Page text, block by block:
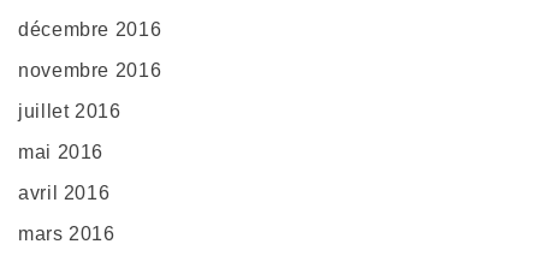
décembre 2016
novembre 2016
juillet 2016
mai 2016
avril 2016
mars 2016